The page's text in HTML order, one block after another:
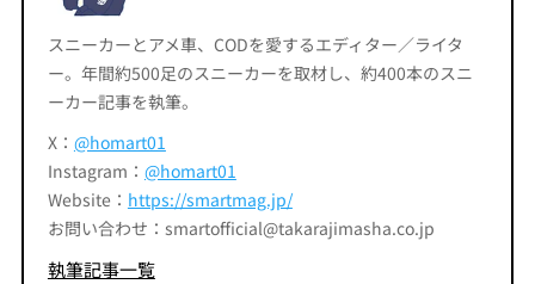
スニーカーとアメ車、CODを愛するエディター／ライタ
ー。年間約500足のスニーカーを取材し、約400本のスニ
ーカー記事を執筆。
X： @homart01
Instagram： @homart01
Website： https://smartmag.jp/
お問い合わせ：smartofficial@takarajimasha.co.jp
執筆記事一覧